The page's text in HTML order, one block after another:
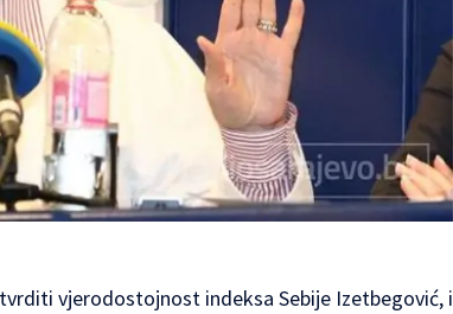
vjerodostojnost indeksa Sebije Izetbegović, i